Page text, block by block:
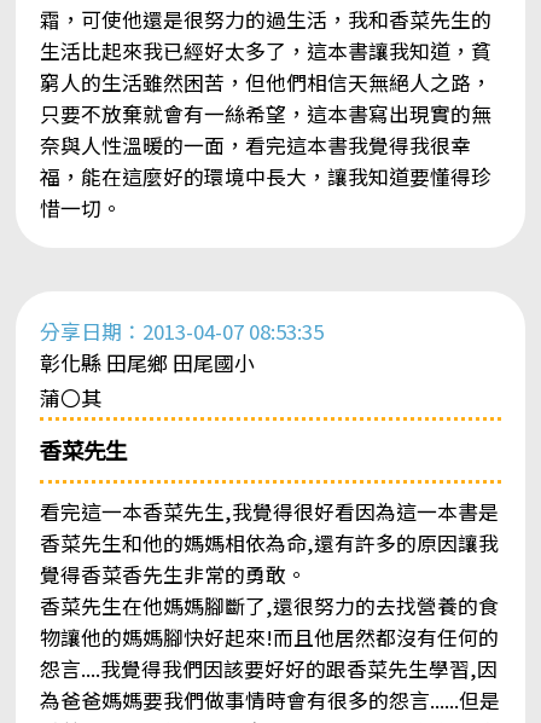
霜，可使他還是很努力的過生活，我和香菜先生的
生活比起來我已經好太多了，這本書讓我知道，貧
窮人的生活雖然困苦，但他們相信天無絕人之路，
只要不放棄就會有一絲希望，這本書寫出現實的無
奈與人性溫暖的一面，看完這本書我覺得我很幸
福，能在這麼好的環境中長大，讓我知道要懂得珍
惜一切。
分享日期：2013-04-07 08:53:35
彰化縣 田尾鄉 田尾國小
蒲〇其
香菜先生
看完這一本香菜先生,我覺得很好看因為這一本書是
香菜先生和他的媽媽相依為命,還有許多的原因讓我
覺得香菜香先生非常的勇敢。
香菜先生在他媽媽腳斷了,還很努力的去找營養的食
物讓他的媽媽腳快好起來!而且他居然都沒有任何的
怨言....我覺得我們因該要好好的跟香菜先生學習,因
為爸爸媽媽要我們做事情時會有很多的怨言......但是